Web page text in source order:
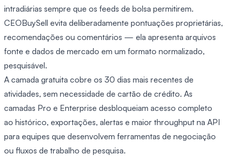
intradiárias sempre que os feeds de bolsa permitirem.
CEOBuySell evita deliberadamente pontuações proprietárias,
recomendações ou comentários — ela apresenta arquivos
fonte e dados de mercado em um formato normalizado,
pesquisável.
A camada gratuita cobre os 30 dias mais recentes de
atividades, sem necessidade de cartão de crédito. As
camadas Pro e Enterprise desbloqueiam acesso completo
ao histórico, exportações, alertas e maior throughput na API
para equipes que desenvolvem ferramentas de negociação
ou fluxos de trabalho de pesquisa.